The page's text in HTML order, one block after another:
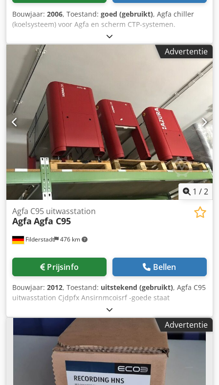
Bouwjaar: 2006, Toestand: goed (gebruikt), Agfa chiller
(koelsysteem) voor Agfa en scherm CTP-systemen.
Gecontroleerd en getest. Csdpfxjdtr A To Anierf
Advertentie
1 /2
Filderstadt 476 km
Agfa C95 uitwasstation
Agfa Agfa C95
Prijsinfo Bellen
Bouwjaar: 2012, Toestand: uitstekend (gebruikt), Agfa C95
uitwasstation Cjdpfx Ansirnmcoisrf -goede staat
Advertentie